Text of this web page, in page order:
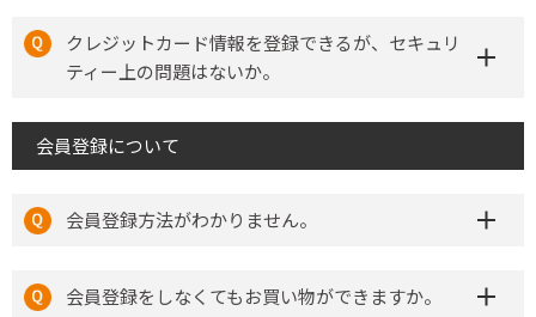
クレジットカード情報を登録できるが、セキュリ
ティー上の問題はないか。
会員登録について
会員登録方法がわかりません。
会員登録をしなくてもお買い物ができますか。